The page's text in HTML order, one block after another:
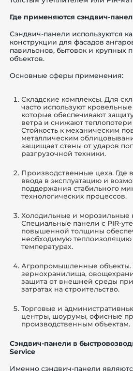
Где применяются сэндвич-
Сэндвич-панели используются
конструкции для фасадов
павильонов, бытовок и
объектов.
Основные сферы применения:
Складские комплексы. Для
часто используют
которые обеспечивают
ветра и снижают
Стойкость к механическим
металлическим
защищает стены от ударов
разгрузочной техники.
Производственные цеха. Где
ввода в эксплуатацию и
поддержания стабильного
технологических процессов.
Холодильные и морозильные
Специальные панели с PIR-
повышенной толщины
необходимую
температурах.
Агропромышленные
зернохранилища,
защита от внешней среды
затратах на строительство.
Торговые и
центры, шоурумы, офисные
производственным объектам.
Сэндвич-панели в
Service
Именно сэндвич-панели